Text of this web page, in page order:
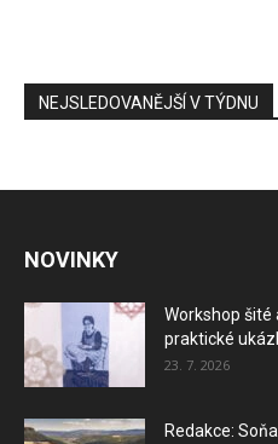
NEJSLEDOVANĚJŠÍ V TÝDNU
NOVINKY
Workshop šité
praktické
23. 7. 2026
Redakce: